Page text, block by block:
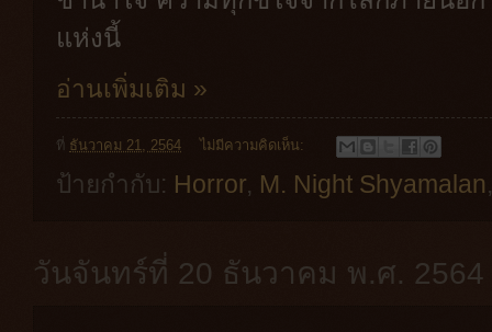
แห่งนี้
อ่านเพิ่มเติม »
ที่ ธันวาคม 21, 2564 ไม่มีความคิดเห็น:
ป้ายกำกับ: Horror, M. Night Shyamalan
วันจันทร์ที่ 20 ธันวาคม พ.ศ. 2564